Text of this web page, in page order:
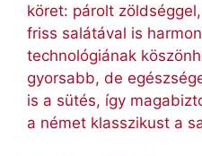
köret: párolt
friss salátával is
technológiának
gyorsabb, de
is a sütés, így
a német klasszikust a